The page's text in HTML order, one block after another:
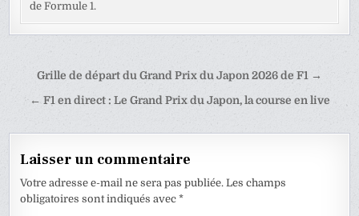
de Formule 1.
Navigation
de
Grille de départ du Grand Prix du Japon 2026 de F1 →
← F1 en direct : Le Grand Prix du Japon, la course en live
Laisser un commentaire
Votre adresse e-mail ne sera pas publiée. Les champs
obligatoires sont indiqués avec*